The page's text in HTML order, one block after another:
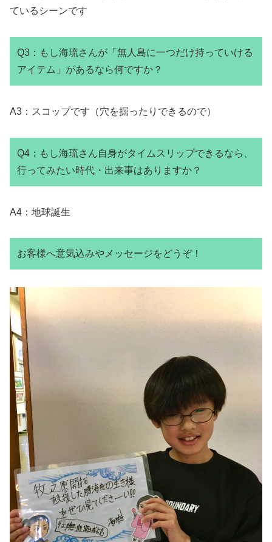
ているシーンです
Q3：もし海琉さんが「無人島に一つだけ持っていける
アイテム」があるなら何ですか？
A3：スコップです（穴を掘ったりできるので）
Q4：もし海琉さん自身がタイムスリップできるなら、
行ってみたい時代・出来事はありますか？
A4：地球誕生
お客様へ意気込みやメッセージをどうぞ！